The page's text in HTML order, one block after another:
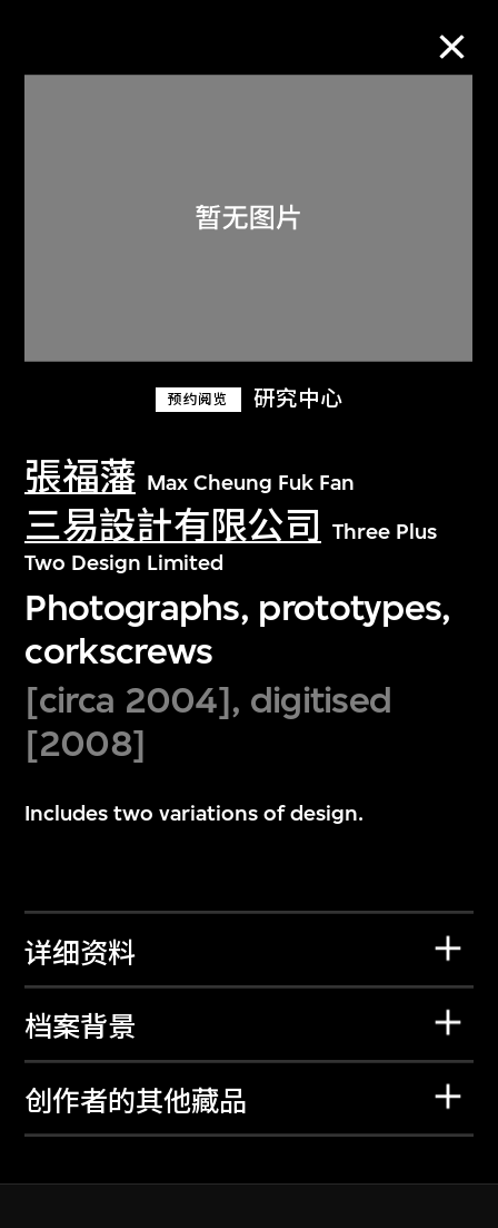
预约阅览 研究中心
張福藩 Max Cheung Fuk Fan
三易設計有限公司
Three Plus
Two Design Limited
Photographs, prototypes,
corkscrews
[circa 2004], digitised
[2008]
Includes two variations of design.
详细资料
档案背景
创作者的其他藏品
关于M+藏品
探索世界顶级的二十及二十一世纪视觉
文化藏品。